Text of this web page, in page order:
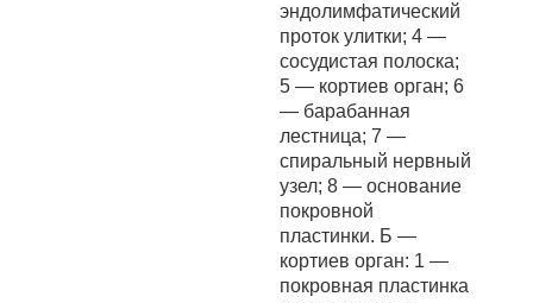
эндолимфатический
проток улитки; 4 —
сосудистая полоска;
5 — кортиев орган; 6
— барабанная
лестница; 7 —
спиральный нервный
узел; 8 — основание
покровной
пластинки. Б —
кортиев орган: 1 —
покровная пластинка